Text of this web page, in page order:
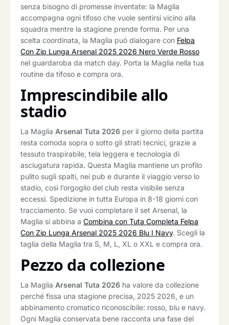
senza bisogno di promesse inventate: la Maglia
accompagna ogni tifoso che vuole sentirsi vicino alla
squadra mentre la stagione prende forma. Per una
scelta coordinata, la Maglia può dialogare con Felpa
Con Zip Lunga Arsenal 2025 2026 Nero Verde Rosso
nel guardaroba da match day. Porta la Maglia nella tua
routine da tifoso e compra ora.
Imprescindibile allo
stadio
La Maglia Arsenal Tuta 2026 per il giorno della partita
resta comoda sopra o sotto gli strati tecnici, grazie a
tessuto traspirabile, tela leggera e tecnologia di
asciugatura rapida. Questa Maglia mantiene un profilo
pulito sugli spalti, nei pub e durante il viaggio verso lo
stadio, così l’orgoglio del club resta visibile senza
eccessi. Spedizione in tutta Europa in 8-18 giorni con
tracciamento. Se vuoi completare il set Arsenal, la
Maglia si abbina a Combina con Tuta Completa Felpa
Con Zip Lunga Arsenal 2025 2026 Blu I Navy. Scegli la
taglia della Maglia tra S, M, L, XL o XXL e compra ora.
Pezzo da collezione
La Maglia Arsenal Tuta 2026 ha valore da collezione
perché fissa una stagione precisa, 2025 2026, e un
abbinamento cromatico riconoscibile: rosso, blu e navy.
Ogni Maglia conservata bene racconta una fase del